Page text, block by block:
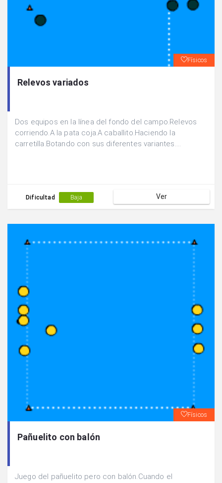
Físicos
Relevos variados
Dos equipos en la línea del fondo del campo.Relevos
corriendo.A la pata coja.A caballito.Haciendo la
carretilla.Botando con sus diferentes variantes....
Dificultad Baja Ver
Físicos
Pañuelito con balón
Juego del pañuelito pero con balón.Cuando el